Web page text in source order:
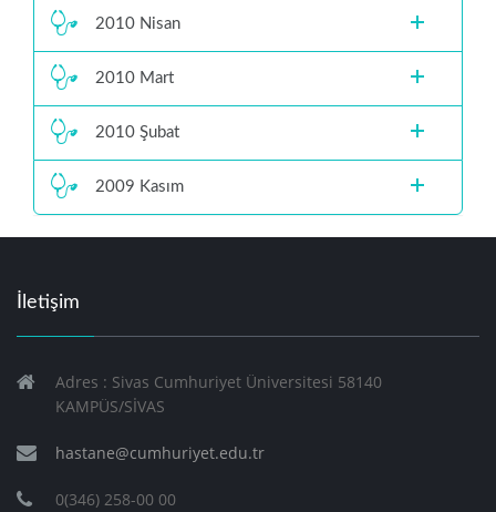
2010 Nisan
2010 Mart
2010 Şubat
2009 Kasım
İletişim
Adres : Sivas Cumhuriyet Üniversitesi 58140
KAMPÜS/SİVAS
hastane@cumhuriyet.edu.tr
0(346) 258-00 00